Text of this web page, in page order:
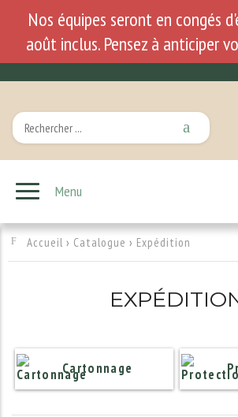
Nos équipes seront en congés
août inclus. Pensez à anticiper
Menu
Accueil › Catalogue › Expédition
Cartonnage